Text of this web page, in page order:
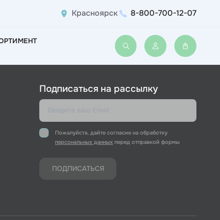
Красноярск 8-800-700-12-07
не
Войти или
Подписаться на рассылку
Пожалуйста, дайте согласие на обработку
персональных данныхперед отправкой формы
ПОДПИСАТЬСЯ